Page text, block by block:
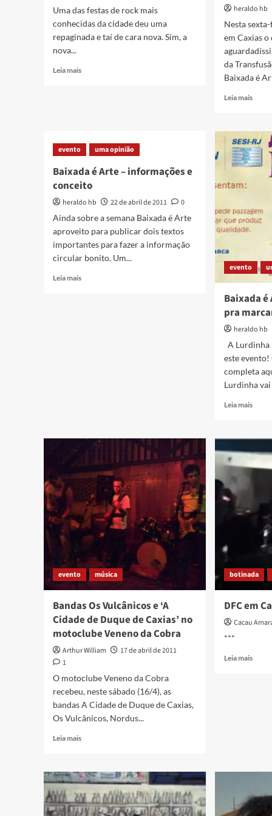
9
Fácil
Uma das festas de rock mais
conhecidas da cidade deu uma
repaginada e taí de cara nova. Sim, a
nova...
Leia maisRead
nova!
heraldo hb
Nesta
em Caxias o
da
Baixada é
Leia maisRead
de
da
29/04
evento uma opinião
Baixada é Arte – informações e
conceito
heraldo hb 22 de abril de 2011
0
Ainda sobre a semana Baixada é Arte
aproveito para publicar dois textos
importantes para fazer a informação
circular bonito. Um...
Leia maisRead
evento
Baixada é
pra
heraldo hb
A Lurdinha
este
completa
Lurdinha
Leia maisRead
marcar
evento música
Bandas Os Vulcânicos e ‘A
Cidade de Duque de Caxias’ no
motoclube Veneno da Cobra
Arthur William
17 de abril de 2011
1
O motoclube Veneno da Cobra
recebeu, neste sábado (16/4), as
bandas A Cidade de Duque de Caxias,
Os Vulcânicos, Nordus...
Leia maisRead
Bandas
Os
Vulcânicos
e
botinada
DFC em
Cacau
***
Leia maisRead